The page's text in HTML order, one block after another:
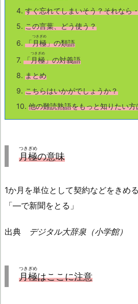
4. すぐ忘れてしまいそう？それなら
5. この言葉、どう使う？
6. 「月極
つきぎめ
」の類語
7. 「月極
つきぎめ
」の対義語
8. まとめ
9. こちらはいかがでしょうか？
10. 他の難読熟語をもっと知りたい方
月極
つきぎめ
の意味
1か月を単位として契約などをきめ
「―で新聞をとる」
出典 デジタル大辞泉（小学館）
月極
つきぎめ
はここに注意